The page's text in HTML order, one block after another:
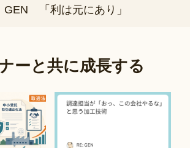
GEN 「利は元にあり」
ーと共に成長する